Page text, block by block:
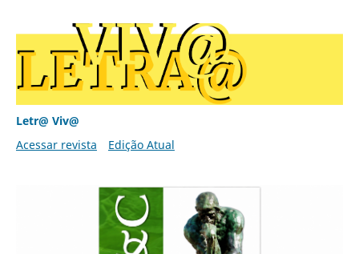
Letr@ Viv@
Acessar revista
Edição Atual